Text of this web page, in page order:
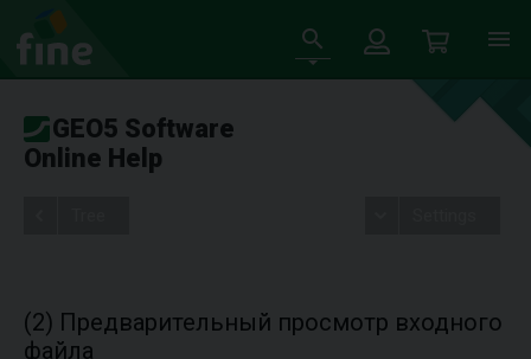
GEO5 Software
Online Help
(2) Предварительный просмотр входного
файла